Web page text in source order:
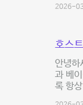
2026-
호스
안녕하
과 베
록 항